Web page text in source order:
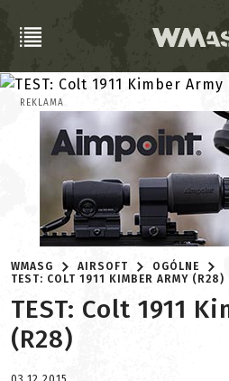
REKLAMA
WMASG AIRSOFT
OGÓLNE
TEST: COLT 1911 KIMBER ARMY (R28)
TEST: Colt 1911
(R28)